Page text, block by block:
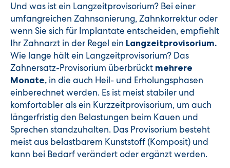
Und was ist ein Langzeitprovisorium? Bei einer
umfangreichen Zahnsanierung, Zahnkorrektur oder
wenn Sie sich für Implantate entscheiden, empfiehlt
Ihr Zahnarzt in der Regel ein Langzeitprovisorium.
Wie lange hält ein Langzeitprovisorium? Das
Zahnersatz-Provisorium überbrückt mehrere
Monate, in die auch Heil- und Erholungsphasen
einberechnet werden. Es ist meist stabiler und
komfortabler als ein Kurzzeitprovisorium, um auch
längerfristig den Belastungen beim Kauen und
Sprechen standzuhalten. Das Provisorium besteht
meist aus belastbarem Kunststoff (Komposit) und
kann bei Bedarf verändert oder ergänzt werden.